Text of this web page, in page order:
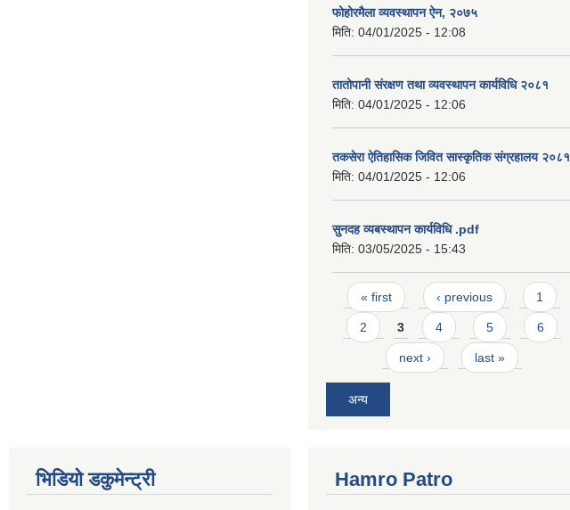
फोहोरमैला व्यवस्थापन ऐन, २०७५
मिति: 04/01/2025 - 12:08
तातोपानी संरक्षण तथा व्यवस्थापन कार्यविधि २०८१
मिति: 04/01/2025 - 12:06
तकसेरा ऐतिहासिक जिवित सास्कृतिक संग्रहालय २०८१
मिति: 04/01/2025 - 12:06
सुनदह व्यबस्थापन कार्यविधि .pdf
मिति: 03/05/2025 - 15:43
Pages
« first ‹ previous 1
2 3 4 5 6
next › last »
अन्य
भिडियो डकुमेन्ट्री Hamro Patro